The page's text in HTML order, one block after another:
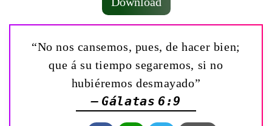
“No nos cansemos, pues, de hacer bien;
que á su tiempo segaremos, si no
hubiéremos desmayado”
— Gálatas 6:9